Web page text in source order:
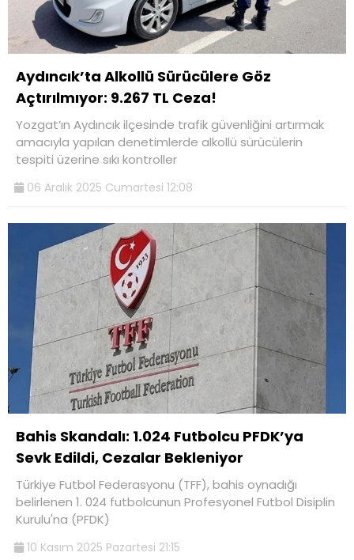
Aydıncık’ta Alkollü Sürücülere Göz
Açtırılmıyor: 9.267 TL Ceza!
Yozgat’ın Aydıncık ilçesinde trafik güvenliğini artırmak
amacıyla yapılan denetimlerde alkollü sürücülerin
tespiti üzerine sıkı kontroller
06 Aralık 2025 Cumartesi 12:08
Bahis Skandalı: 1.024 Futbolcu PFDK’ya
Sevk Edildi, Cezalar Bekleniyor
Türkiye Futbol Federasyonu (TFF), bahis oynadığı
belirlenen 1. 024 futbolcunun Profesyonel Futbol Disiplin
Kurulu'na (PFDK)
10 Kasım 2025 Pazartesi 21:15